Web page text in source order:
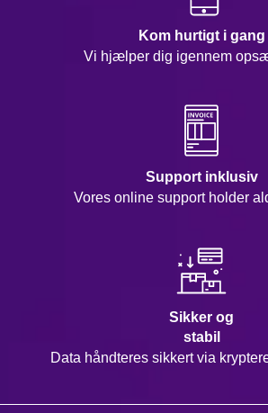
Kom hurtigt i gang
Vi hjælper dig igennem
Support inklusiv
Vores online support holder
Sikker og
stabil
Data håndteres sikkert via